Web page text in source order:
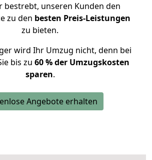
bestrebt, unseren Kunden den
zu den besten Preis-Leistungen
zu bieten.
wird Ihr Umzug nicht, denn bei
bis zu 60 % der Umzugskosten
sparen.
Angebote erhalten